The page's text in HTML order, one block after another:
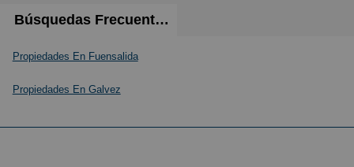
Búsquedas Frecuentes
Propiedades En Fuensalida
Propiedades En Galvez